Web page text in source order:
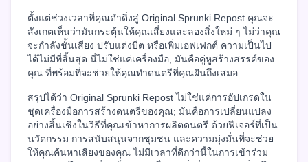
ตั้งแต่ช่วงเวลาที่คุณดำดิ่งสู่ Original Sprunki Repost คุณจะ
สังเกตเห็นว่ามันกระตุ้นให้คุณเสี่ยงและลองสิ่งใหม่ ๆ ไม่ว่าคุณ
จะกำลังชั้นเสียง ปรับแต่งบีต หรือเพิ่มเอฟเฟกต์ ความเป็นไป
ได้ไม่มีที่สิ้นสุด นี่ไม่ใช่แค่เครื่องมือ; มันคือคู่หูสร้างสรรค์ของ
คุณ ที่พร้อมที่จะช่วยให้คุณทำดนตรีที่คุณฝันถึงเสมอ
สรุปได้ว่า Original Sprunki Repost ไม่ใช่แค่การอัปเกรดใน
ชุดเครื่องมือการสร้างดนตรีของคุณ; มันคือการเปลี่ยนแปลง
อย่างสิ้นเชิงในวิธีที่คุณเข้าหาการผลิตดนตรี ด้วยฟีเจอร์ที่เป็น
นวัตกรรม การสนับสนุนจากชุมชน และความมุ่งมั่นที่จะช่วย
ให้คุณค้นหาเสียงของคุณ ไม่มีเวลาที่ดีกว่านี้ในการเข้าร่วม